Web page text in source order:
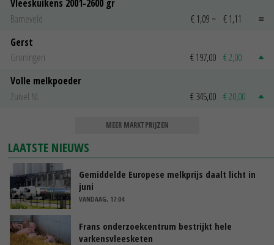
Vleeskuikens 2001-2600 gr
Barneveld
€ 1,09 ~ € 1,11
Gerst
Groningen
€ 197,00 € 2,00
Volle melkpoeder
Zuivel NL
€ 345,00 € 20,00
MEER MARKTPRIJZEN
LAATSTE NIEUWS
Gemiddelde Europese melkprijs daalt licht in
juni
VANDAAG, 17:04
Frans onderzoekcentrum bestrijkt hele
varkensvleesketen